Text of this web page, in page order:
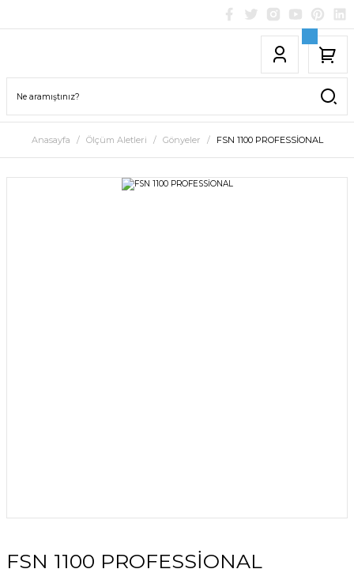
Anasayfa Ölçüm Aletleri Gönyeler FSN 1100 PROFESSİONAL
FSN 1100 PROFESSİONAL